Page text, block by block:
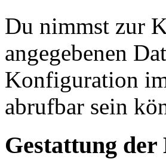
Du nimmst zur
angegebenen
Konfiguration
abrufbar sein
Gestattung